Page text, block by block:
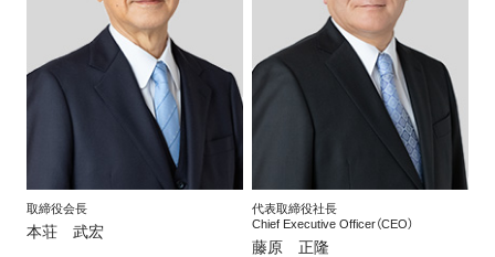
採用情報
プレスリリース
取締役会長
本荘 武宏
代表取締役社長
Chief Executive Officer（CEO）
藤原 正隆